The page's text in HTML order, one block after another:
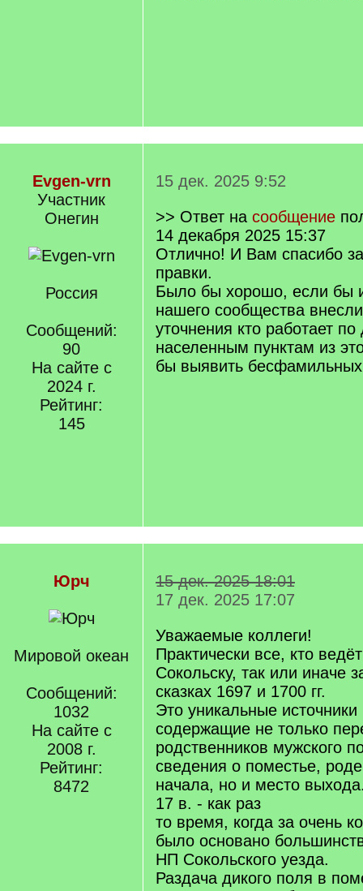
Evgen-vrn
Участник
Онегин
Россия
Сообщений:
90
На сайте с
2024 г.
Рейтинг:
145
15 дек. 2025 9:52
>> Ответ на сообщение
14 декабря 2025 15:37
Отлично! И Вам спасибо
правки.
Было бы хорошо, если бы и
нашего сообщества
уточнения кто работает по
населенным пунктам из
бы выявить
Юрч
Мировой океан
Сообщений:
1032
На сайте с
2008 г.
Рейтинг:
8472
15 дек. 2025 18:01
17 дек. 2025 17:07
Уважаемые коллеги!
Практически все, кто
Сокольску, так или иначе
сказках 1697 и 1700 гг.
Это уникальные
содержащие не только
родственников мужского
сведения о поместье,
начала, но и место
17 в. - как раз
то время, когда за очень
было основано
НП Сокольского уезда.
Раздача дикого поля в